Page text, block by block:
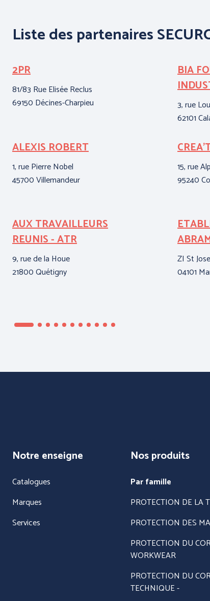
Liste des partenaires
2PR
81/83 Rue Elisée Reclus
69150 Décines-Charpieu
ALEXIS ROBERT
1, rue Pierre Nobel
45700 Villemandeur
AUX TRAVAILLEURS
REUNIS - ATR
9, rue de la Houe
21800 Quétigny
BIA
3, rue
62101
15, rue
95240
ZI St
04101
Notre enseigne
Catalogues
Marques
Services
Nos produits
Par famille
PROTECTION DE LA
PROTECTION DES
PROTECTION DU
WORKWEAR
PROTECTION DU
TECHNIQUE -